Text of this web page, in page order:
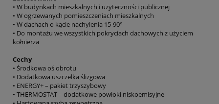
• W budynkach mieszkalnych i użyteczności publicznej
• W ogrzewanych pomieszczeniach mieszkalnych
• W dachach o kącie nachylenia 15-90°
• Do montażu we wszystkich pokryciach dachowych z użyciem
kołnierza
Cechy
• Środkowa oś obrotu
• Dodatkowa uszczelka ślizgowa
• ENERGY+ – pakiet trzyszybowy
• THERMOSTAT – dodatkowe powłoki niskoemisyjne